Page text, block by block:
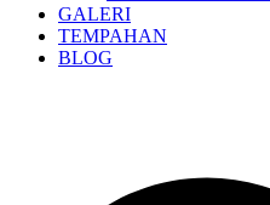
GALERI
TEMPAHAN
BLOG